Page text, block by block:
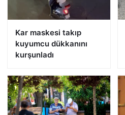
Kar maskesi takıp
kuyumcu dükkanını
kurşunladı